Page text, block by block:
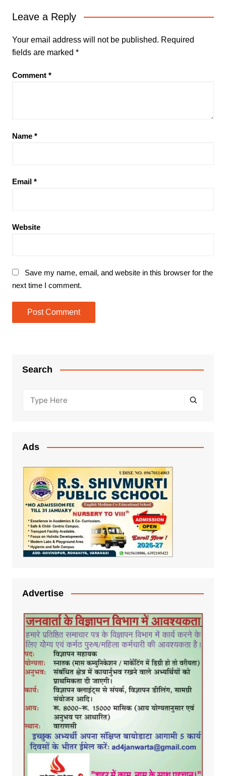
Leave a Reply
Your email address will not be published. Required
fields are marked *
Comment *
Name *
Email *
Website
Save my name, email, and website in this browser for the
next time I comment.
Search
Ads
Advertise